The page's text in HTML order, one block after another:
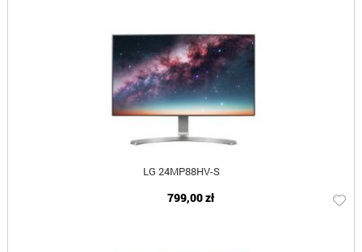
LG 24MP88HV-S
799,00 zł